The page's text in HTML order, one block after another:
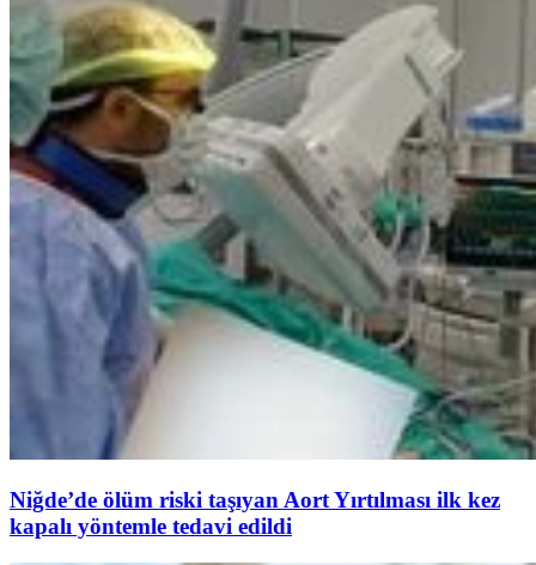
Niğde’de ölüm riski taşıyan Aort Yırtılması ilk kez
kapalı yöntemle tedavi edildi